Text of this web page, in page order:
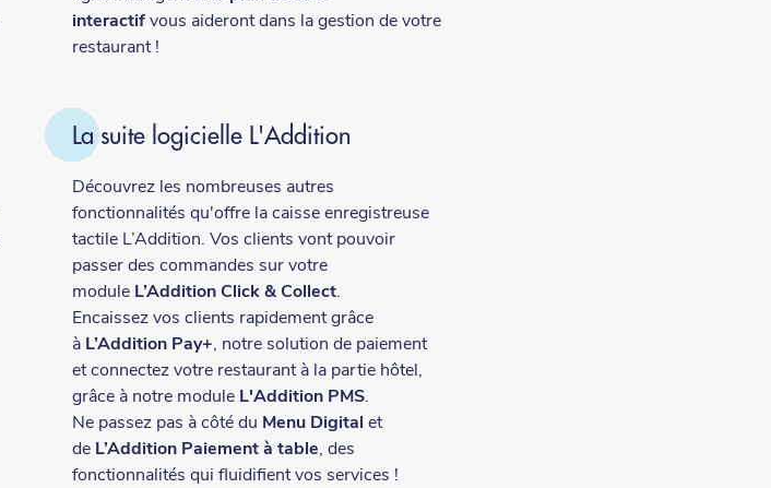
interactifvous aideront dans la gestion de votre
restaurant !
La suite logicielle L'Addition
Découvrez les nombreuses autres
fonctionnalités qu'offre la caisse enregistreuse
tactile L’Addition. Vos clients vont pouvoir
passer des commandes sur votre
module L’Addition Click & Collect.
Encaissez vos clients rapidement grâce
à L’Addition Pay+, notre solution de paiement
et connectez votre restaurant à la partie hôtel,
grâce à notre module L'Addition PMS.
Ne passez pas à côté du Menu Digital et
de L’Addition Paiement à table, des
fonctionnalités qui fluidifient vos services !